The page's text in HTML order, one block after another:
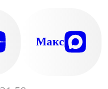
Макс